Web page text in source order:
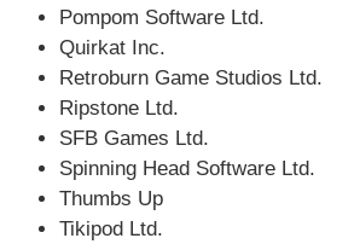
Pompom Software Ltd.
Quirkat Inc.
Retroburn Game Studios Ltd.
Ripstone Ltd.
SFB Games Ltd.
Spinning Head Software Ltd.
Thumbs Up
Tikipod Ltd.